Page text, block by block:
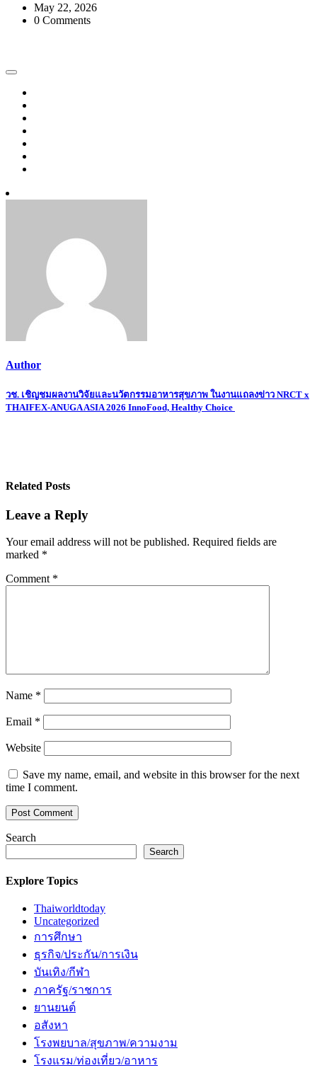
May 22, 2026
0 Comments
Author
Post
navigation
วช. เชิญชมผลงานวิจัยและนวัตกรรมอาหารสุขภาพ ในงานแถลงข่าว NRCT x
THAIFEX-ANUGA ASIA 2026 InnoFood, Healthy Choice
Related Posts
Leave a Reply
Your email address will not be published. Required fields are
marked *
Comment *
Name *
Email *
Website
Save my name, email, and website in this browser for the next
time I comment.
Search
Search
Explore Topics
Thaiworldtoday
Uncategorized
การศึกษา
ธุรกิจ/ประกัน/การเงิน
บันเทิง/กีฬา
ภาครัฐ/ราชการ
ยานยนต์
อสังหา
โรงพยบาล/สุขภาพ/ความงาม
โรงแรม/ท่องเที่ยว/อาหาร